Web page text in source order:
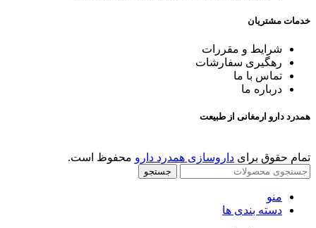
خدمات مشتریان
شرایط و مقررات
رهگیری سفارشات
تماس با ما
درباره ما
همدرد دارو ارمغانی از طبیعت
تمام حقوق برای داروسازی همدرد دارو محفوظ است.
جستجو
منو
دسته بندی ها